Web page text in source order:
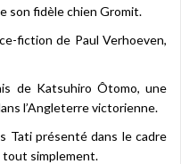
son fidèle chien Gromit.
fiction de Paul Verhoeven,
de Katsuhiro Ôtomo, une
l’Angleterre victorienne.
Tati présenté dans le cadre
tout simplement.